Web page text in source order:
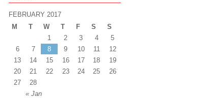
FEBRUARY 2017
M
T W T F S S
« Jan
1 2 3 4
5
6
7 8 9 10 11
12
13
14 15 16 17 18
19
20
21 22 23 24 25
26
27
28